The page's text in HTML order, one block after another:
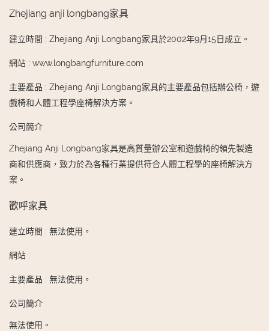
Zhejiang anji longbang家具
建立時間 : Zhejiang Anji Longbang家具於2002年9月15日成立。
網站 : www.longbangfurniture.com
主要產品 : Zhejiang Anji Longbang家具的主要產品包括辦公椅，遊
戲椅和人體工程學座椅解決方案。
公司簡介
Zhejiang Anji Longbang家具是高質量辦公室和遊戲椅的領先製造
商和供應商，致力於為各種行業提供符合人體工程學的座椅解決方
案。
歡呼家具
建立時間 : 無法使用。
網站 :
主要產品 : 無法使用。
公司簡介
無法使用。